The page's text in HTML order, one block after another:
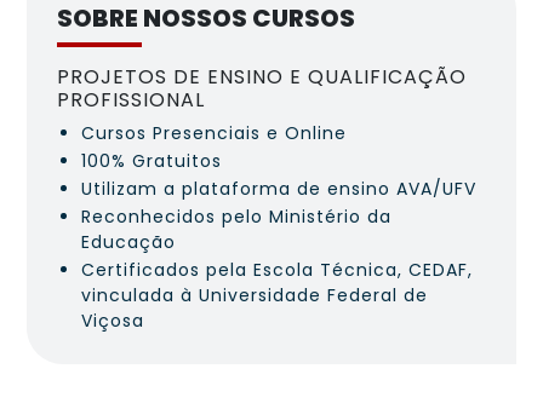
SOBRE NOSSOS CURSOS
PROJETOS DE ENSINO E QUALIFICAÇÃO
PROFISSIONAL
Cursos Presenciais e Online
100% Gratuitos
Utilizam a plataforma de ensino AVA/UFV
Reconhecidos pelo Ministério da
Educação
Certificados pela Escola Técnica, CEDAF,
vinculada à Universidade Federal de
Viçosa